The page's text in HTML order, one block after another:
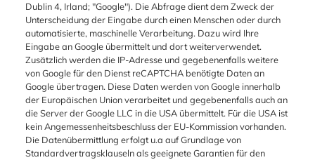
Dublin 4, Irland; "Google"). Die Abfrage dient dem Zweck der
Unterscheidung der Eingabe durch einen Menschen oder durch
automatisierte, maschinelle Verarbeitung. Dazu wird Ihre
Eingabe an Google übermittelt und dort weiterverwendet.
Zusätzlich werden die IP-Adresse und gegebenenfalls weitere
von Google für den Dienst reCAPTCHA benötigte Daten an
Google übertragen. Diese Daten werden von Google innerhalb
der Europäischen Union verarbeitet und gegebenenfalls auch an
die Server der Google LLC in die USA übermittelt. Für die USA ist
kein Angemessenheitsbeschluss der EU-Kommission vorhanden.
Die Datenübermittlung erfolgt u.a auf Grundlage von
Standardvertragsklauseln als geeignete Garantien für den